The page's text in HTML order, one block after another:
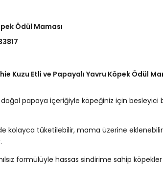
Ödül Maması
Kuzu Etli ve Papayalı Yavru Köpek Ödül
papaya içeriğiyle köpeğiniz için besleyici
kolayca tüketilebilir, mama üzerine
formülüyle hassas sindirime sahip